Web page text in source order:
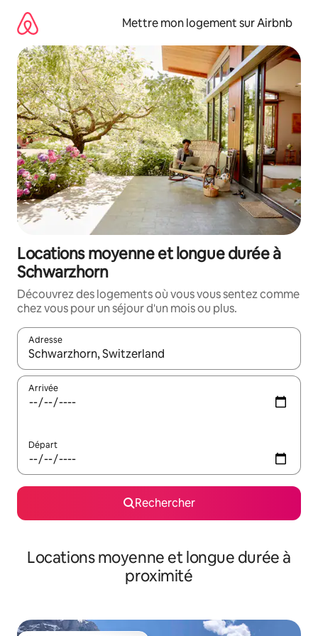
directement
contenu
Mettre mon logement sur Airbnb
Locations moyenne et longue durée à
Schwarzhorn
Découvrez des logements où vous vous sentez comme
chez vous pour un séjour d'un mois ou plus.
Adresse
Lorsque les résultats s'affichent, utilisez les flèches vers le
Arrivée
Départ
Rechercher
Locations moyenne et longue durée à
proximité